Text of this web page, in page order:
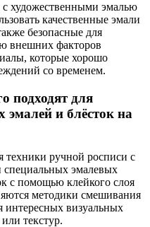
с художественными эмалью
качественные эмали
безопасные для
внешних факторов
которые хорошо
со временем.
подходят для
эмалей и блёсток на
техники ручной росписи с
специальных эмалевых
с помощью клейкого слоя
методики смешивания
интересных визуальных
текстур.